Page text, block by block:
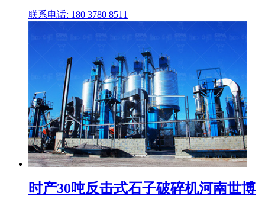
联系电话: 180 3780 8511
时产30吨反击式石子破碎机河南世博